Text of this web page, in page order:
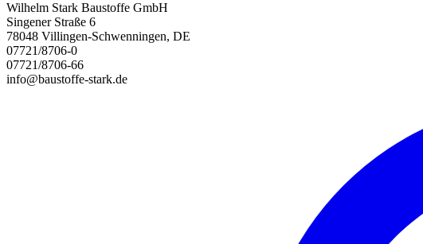
Wilhelm Stark Baustoffe GmbH
Singener Straße 6
78048 Villingen-Schwenningen, DE
07721/8706-0
07721/8706-66
info@baustoffe-stark.de